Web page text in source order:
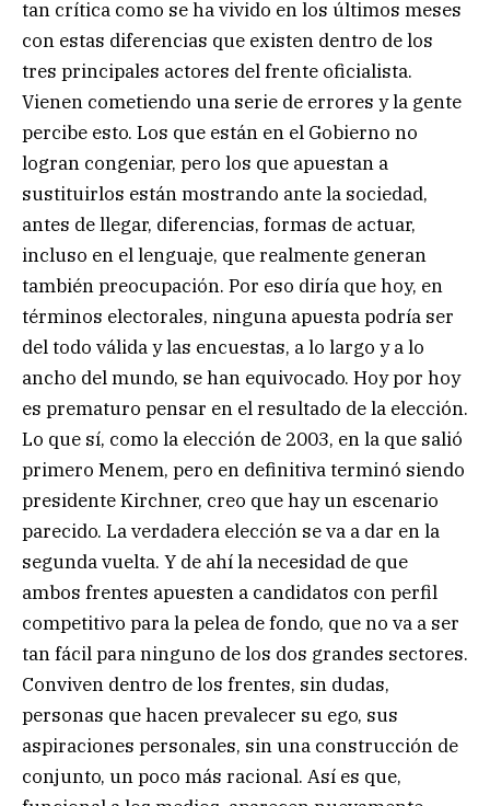
tan crítica como se ha vivido en los últimos meses
con estas diferencias que existen dentro de los
tres principales actores del frente oficialista.
Vienen cometiendo una serie de errores y la gente
percibe esto. Los que están en el Gobierno no
logran congeniar, pero los que apuestan a
sustituirlos están mostrando ante la sociedad,
antes de llegar, diferencias, formas de actuar,
incluso en el lenguaje, que realmente generan
también preocupación. Por eso diría que hoy, en
términos electorales, ninguna apuesta podría ser
del todo válida y las encuestas, a lo largo y a lo
ancho del mundo, se han equivocado. Hoy por hoy
es prematuro pensar en el resultado de la elección.
Lo que sí, como la elección de 2003, en la que salió
primero Menem, pero en definitiva terminó siendo
presidente Kirchner, creo que hay un escenario
parecido. La verdadera elección se va a dar en la
segunda vuelta. Y de ahí la necesidad de que
ambos frentes apuesten a candidatos con perfil
competitivo para la pelea de fondo, que no va a ser
tan fácil para ninguno de los dos grandes sectores.
Conviven dentro de los frentes, sin dudas,
personas que hacen prevalecer su ego, sus
aspiraciones personales, sin una construcción de
conjunto, un poco más racional. Así es que,